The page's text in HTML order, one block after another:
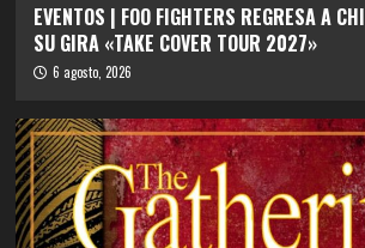
EVENTOS | FOO FIGHTERS REGRESA A
SU GIRA «TAKE COVER TOUR 2027»
6 agosto, 2026